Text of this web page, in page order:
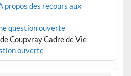
propos des recours aux
question ouverte
Coupvray Cadre de Vie
ouverte